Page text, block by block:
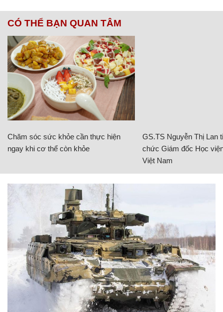
CÓ THỂ BẠN QUAN TÂM
Chăm sóc sức khỏe cần thực hiện
ngay khi cơ thể còn khỏe
GS.TS Nguyễn Thị Lan
chức Giám đốc Học
Việt Nam